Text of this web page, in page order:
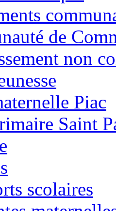
de
non
Piac
Saint
scolaires